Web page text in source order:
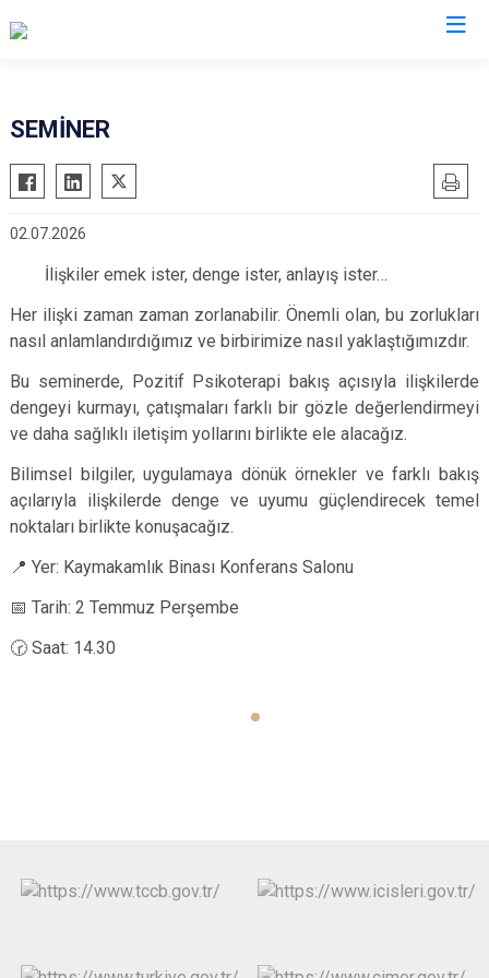
Alaca
Bayat
Boğazkale
Dodurga
İskilip
Kargı
Laçin
Osmancık
Sungurlu
Uğurludağ
SEMİNER
02.07.2026
İlişkiler emek ister, denge ister, anlayış ister…
Her ilişki zaman zaman zorlanabilir. Önemli olan, bu zorlukları
nasıl anlamlandırdığımız ve birbirimize nasıl yaklaştığımızdır.
Bu seminerde, Pozitif Psikoterapi bakış açısıyla ilişkilerde
dengeyi kurmayı, çatışmaları farklı bir gözle değerlendirmeyi
ve daha sağlıklı iletişim yollarını birlikte ele alacağız.
Bilimsel bilgiler, uygulamaya dönük örnekler ve farklı bakış
açılarıyla ilişkilerde denge ve uyumu güçlendirecek temel
noktaları birlikte konuşacağız.
📍 Yer: Kaymakamlık Binası Konferans Salonu
📅 Tarih: 2 Temmuz Perşembe
🕝 Saat: 14.30